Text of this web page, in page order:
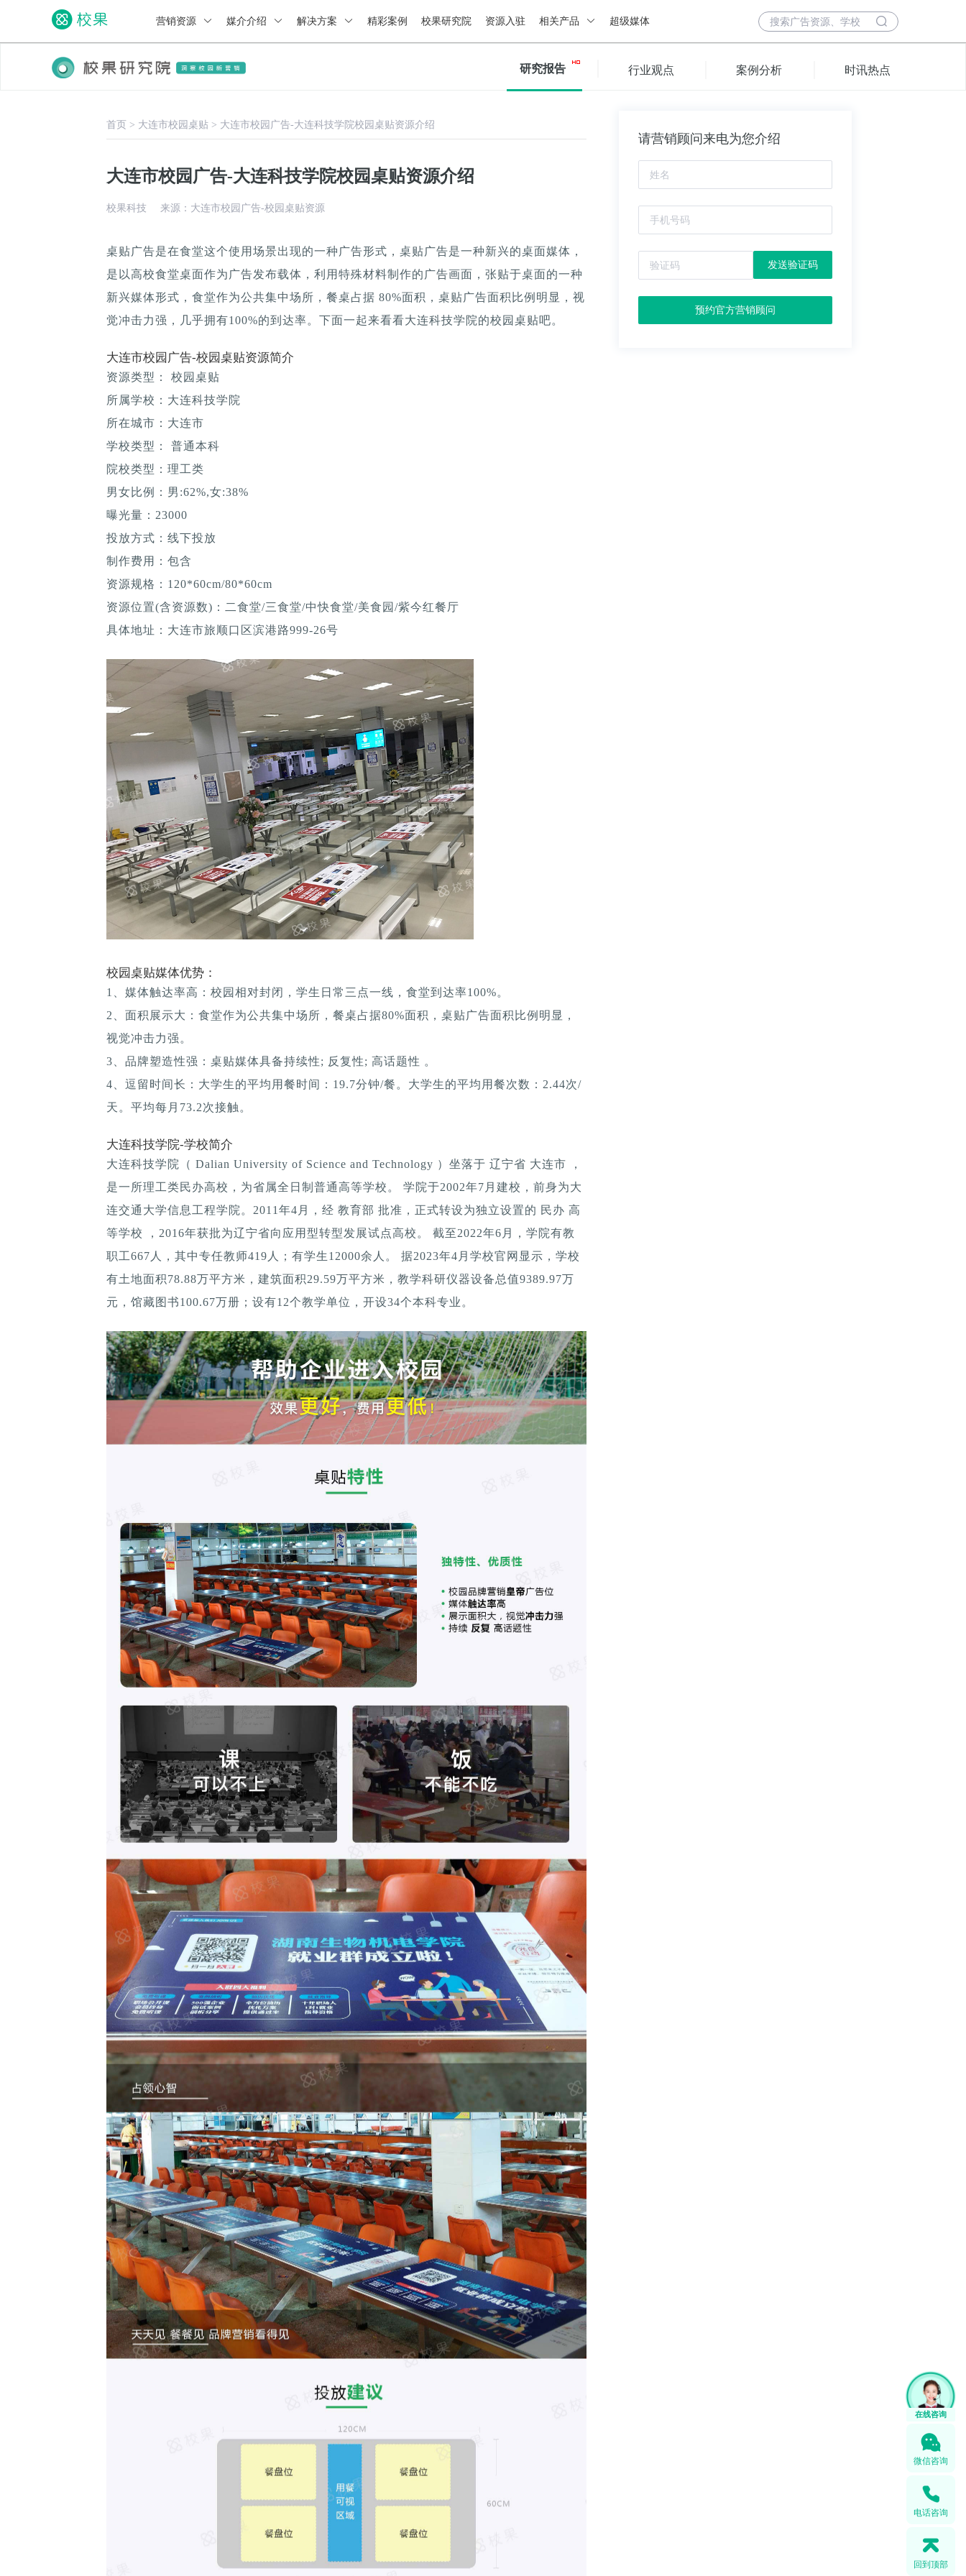
营销资源 媒介介绍 解决方案 精彩案例 校果研究院 资源入驻 相关产品 超级媒体
研究报告 行业观点 案例分析 时讯热点
首页 > 大连市校园桌贴 > 大连市校园广告-大连科技学院校园桌贴资源介绍
大连市校园广告-大连科技学院校园桌贴资源介绍
校果科技 来源：大连市校园广告-校园桌贴资源
桌贴广告是在食堂这个使用场景出现的一种广告形式，桌贴广告是一种新兴的桌面媒体，
是以高校食堂桌面作为广告发布载体，利用特殊材料制作的广告画面，张贴于桌面的一种
新兴媒体形式，食堂作为公共集中场所，餐桌占据 80%面积，桌贴广告面积比例明显，视
觉冲击力强，几乎拥有100%的到达率。下面一起来看看大连科技学院的校园桌贴吧。
大连市校园广告-校园桌贴资源简介
资源类型： 校园桌贴
所属学校：大连科技学院
所在城市：大连市
学校类型： 普通本科
院校类型：理工类
男女比例：男:62%,女:38%
曝光量：23000
投放方式：线下投放
制作费用：包含
资源规格：120*60cm/80*60cm
资源位置(含资源数)：二食堂/三食堂/中快食堂/美食园/紫今红餐厅
具体地址：大连市旅顺口区滨港路999-26号
校园桌贴媒体优势：
1、媒体触达率高：校园相对封闭，学生日常三点一线，食堂到达率100%。
2、面积展示大：食堂作为公共集中场所，餐桌占据80%面积，桌贴广告面积比例明显，
视觉冲击力强。
3、品牌塑造性强：桌贴媒体具备持续性; 反复性; 高话题性 。
4、逗留时间长：大学生的平均用餐时间：19.7分钟/餐。大学生的平均用餐次数：2.44次/
天。平均每月73.2次接触。
大连科技学院-学校简介
大连科技学院（ Dalian University of Science and Technology ）坐落于 辽宁省 大连市 ，
是一所理工类民办高校，为省属全日制普通高等学校。 学院于2002年7月建校，前身为大
连交通大学信息工程学院。2011年4月，经 教育部 批准，正式转设为独立设置的 民办 高
等学校 ，2016年获批为辽宁省向应用型转型发展试点高校。 截至2022年6月，学院有教
职工667人，其中专任教师419人；有学生12000余人。 据2023年4月学校官网显示，学校
有土地面积78.88万平方米，建筑面积29.59万平方米，教学科研仪器设备总值9389.97万
元，馆藏图书100.67万册；设有12个教学单位，开设34个本科专业。
请营销顾问来电为您介绍
发送验证码
预约官方营销顾问
微信咨询
电话咨询
回到顶部